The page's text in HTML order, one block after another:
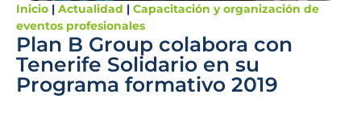
Inicio | Actualidad | Capacitación y organización de
eventos profesionales
Plan B Group colabora con
Tenerife Solidario en su
Programa formativo 2019